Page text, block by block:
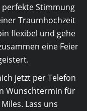
Stimmung
Traumhochzeit
flexibel und gehe
eine Feier
jetzt per Telefon
Wunschtermin für
Lass uns